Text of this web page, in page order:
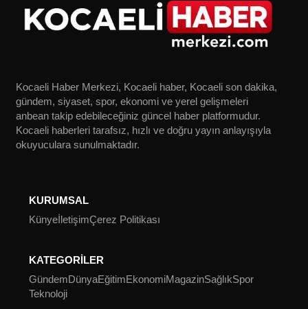
Kocaeli Haber Merkezi, Kocaeli haber, Kocaeli son dakika,
gündem, siyaset, spor, ekonomi ve yerel gelişmeleri
anbean takip edebileceğiniz güncel haber platformudur.
Kocaeli haberleri tarafsız, hızlı ve doğru yayın anlayışıyla
okuyuculara sunulmaktadır.
KURUMSAL
KünyeİletişimÇerez Politikası
KATEGORİLER
GündemDünyaEğitimEkonomiMagazinSağlıkSpor
Teknoloji